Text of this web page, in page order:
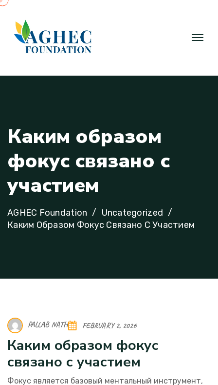
Каким образом
фокус связано с
участием
AGHEC Foundation
Uncategorized
Каким Образом Фокус Связано С Участием
PALLAB NATH FEBRUARY 2, 2026
Каким образом фокус
связано с участием
Фокус является базовый ментальный инструмент,